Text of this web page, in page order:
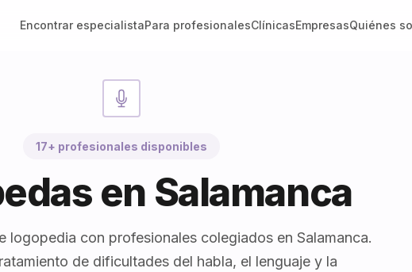
Encontrar especialistaPara profesionalesClínicasEmpresasQuiénes
17+ profesionales disponibles
en Salamanca
logopedia con profesionales colegiados en Salamanca.
de dificultades del habla, el lenguaje y la